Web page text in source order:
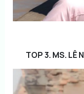
TOP 3. MS. LÊ